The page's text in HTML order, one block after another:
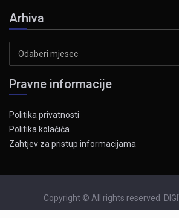
Arhiva
Pravne informacije
Politika privatnosti
Politika kolačića
Zahtjev za pristup informacijama
Copyright © All rights reserved.